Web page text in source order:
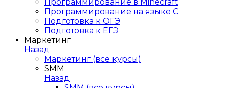
Программирование в Minecraft
Программирование на языке C
Подготовка к ОГЭ
Подготовка к ЕГЭ
Маркетинг
Назад
Маркетинг (все курсы)
SMM
Назад